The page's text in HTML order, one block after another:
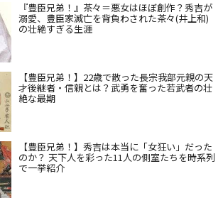
『豊臣兄弟！』茶々＝悪女はほぼ創作？秀吉が
溺愛、豊臣家滅亡を背負わされた茶々(井上和)
の壮絶すぎる生涯
【豊臣兄弟！】22歳で散った長宗我部元親の天
才後継者・信親とは？武勇を奮った若武者の壮
絶な最期
【豊臣兄弟！】秀吉は本当に「女狂い」だった
のか？ 天下人を彩った11人の側室たちを時系列
で一挙紹介